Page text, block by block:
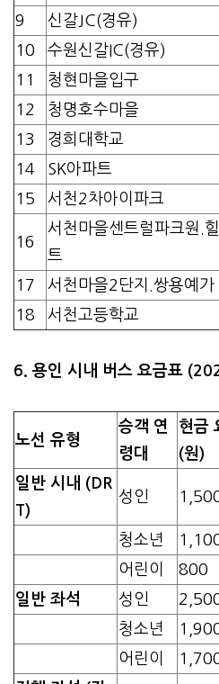
9
신갈JC(경유)
10
수원신갈IC(경유)
11
청현마을입구
12
청명호수마을
13
경희대학교
14
SK아파트
15
서천2차아이파크
16
서천마을센트럴파크원.
트
17 서천마을2단지.쌍용예가
18
서천고등학교
6. 용인 시내 버스 요금표
노선 유형
승객 연
령대
현금
(원)
일반 시내 (DR
T)
성인
청소년
어린이
800
일반 좌석
성인
청소년
어린이